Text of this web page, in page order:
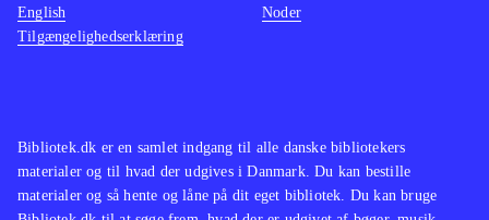
Bibliotek.dk er en samlet indgang til alle danske bibliotekers
materialer og til hvad der udgives i Danmark. Du kan bestille
materialer og så hente og låne på dit eget bibliotek. Du kan bruge
English
Tilgængelighedserklæring
Noder